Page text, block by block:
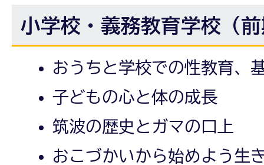
小学校・義務教育学校（
おうちと学校での性教育、
子どもの心と体の成長
筑波の歴史とガマの口上
おこづかいから始めよう生